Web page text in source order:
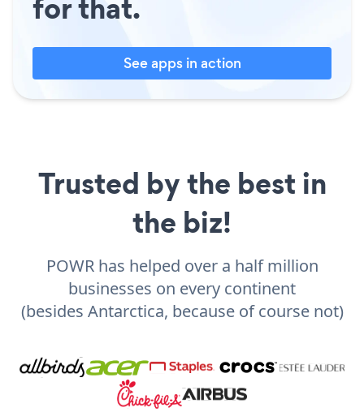
See apps in action
Trusted by the best in
the biz!
POWR has helped over a half million
businesses on every continent
(besides Antarctica, because of course not)